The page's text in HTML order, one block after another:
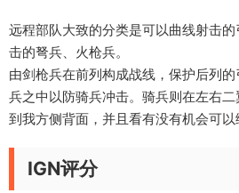
远程部队大致的分类是可以曲线射击
击的弩兵、火枪兵。
由剑枪兵在前列构成战线，保护后列
兵之中以防骑兵冲击。骑兵则在左右
到我方侧背面，并且看有没有机会可以
IGN评分